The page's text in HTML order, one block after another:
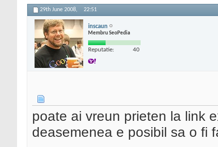
29th June 2008, 22:51
inscaun
Membru SeoPedia
Reputatie: 40
poate ai vreun prieten la link
deasemenea e posibil sa o fi